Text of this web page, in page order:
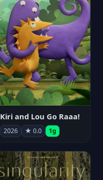
Kiri and Lou Go Raaa!
2026 ★ 0.0 1g